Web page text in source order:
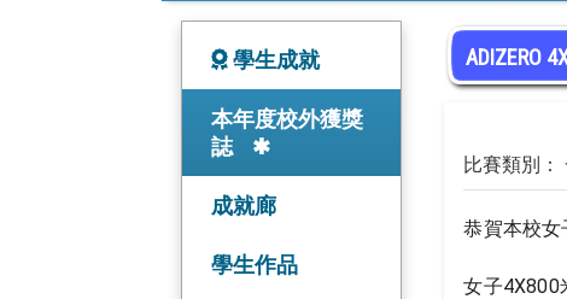
學生成就
本年度校外獲獎
誌
成就廊
學生作品
ADIZERO
比賽類別：
恭賀本校女
女子4X800